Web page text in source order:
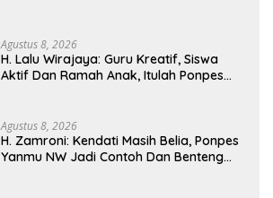
Agustus 8, 2026
H. Lalu Wirajaya: Guru Kreatif, Siswa
Aktif Dan Ramah Anak, Itulah Ponpes
Agustus 8, 2026
H. Zamroni: Kendati Masih Belia, Ponpes
Yanmu NW Jadi Contoh Dan Benteng